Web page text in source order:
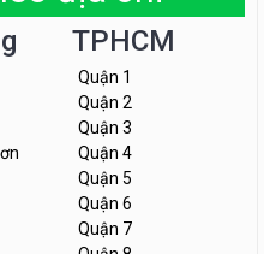
TPHCM
Quận 1
Quận 2
Quận 3
Quận 4
Quận 5
Quận 6
Quận 7